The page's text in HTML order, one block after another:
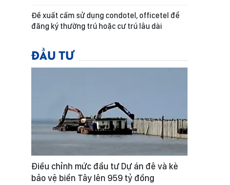
Đề xuất cấm sử dụng condotel, officetel để
đăng ký thường trú hoặc cư trú lâu dài
ĐẦU TƯ
Điều chỉnh mức đầu tư Dự án đê và kè
bảo vệ biển Tây lên 959 tỷ đồng